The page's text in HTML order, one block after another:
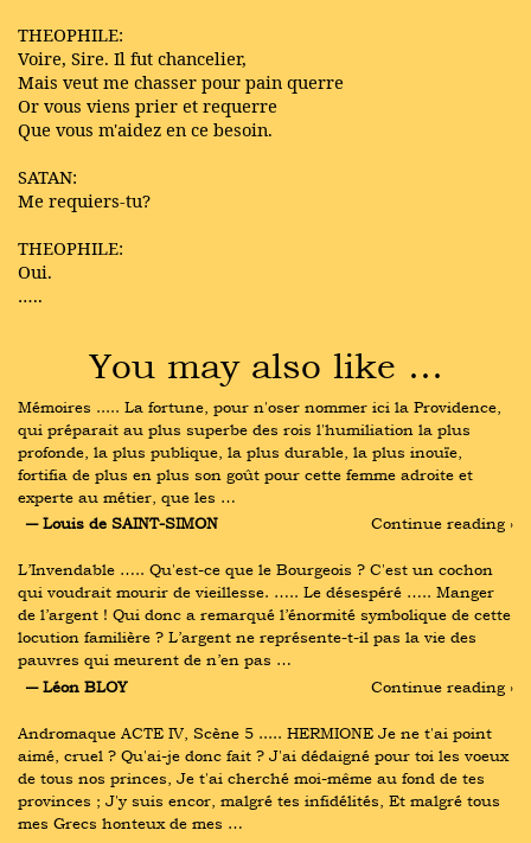
THEOPHILE:
Voire, Sire. Il fut chancelier,
Mais veut me chasser pour pain querre
Or vous viens prier et requerre
Que vous m'aidez en ce besoin.
SATAN:
Me requiers-tu?
THEOPHILE:
Oui.
…..
You may also like …
Mémoires ..... La fortune, pour n'oser nommer ici la Providence,
qui préparait au plus superbe des rois l'humiliation la plus
profonde, la plus publique, la plus durable, la plus inouïe,
fortifia de plus en plus son goût pour cette femme adroite et
experte au métier, que les …
― Louis de SAINT-SIMON
Continue reading ›
L’Invendable ….. Qu'est-ce que le Bourgeois ? C'est un cochon
qui voudrait mourir de vieillesse. ….. Le désespéré ….. Manger
de l’argent ! Qui donc a remarqué l’énormité symbolique de cette
locution familière ? L’argent ne représente-t-il pas la vie des
pauvres qui meurent de n’en pas …
― Léon BLOY
Continue reading ›
Andromaque ACTE IV, Scène 5 ..... HERMIONE Je ne t'ai point
aimé, cruel ? Qu'ai-je donc fait ? J'ai dédaigné pour toi les voeux
de tous nos princes, Je t'ai cherché moi-même au fond de tes
provinces ; J'y suis encor, malgré tes infidélités, Et malgré tous
mes Grecs honteux de mes …